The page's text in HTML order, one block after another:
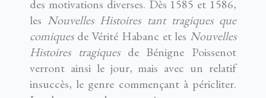
des motivations diverses. Dès 1585 et 1586,
les Nouvelles Histoires tant tragiques que
comiquesde Vérité Habanc et les Nouvelles
Histoires tragiquesde Bénigne Poissenot
verront ainsi le jour, mais avec un relatif
insuccès, le genre commençant à péricliter.